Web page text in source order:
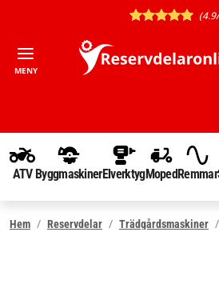
MENY
ATV ByggmaskinerElverktygMopedRemmar
Hem Reservdelar Trädgårdsmaskiner